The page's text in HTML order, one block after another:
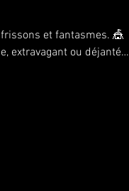
et fantasmes. 🎪
extravagant ou déjanté…